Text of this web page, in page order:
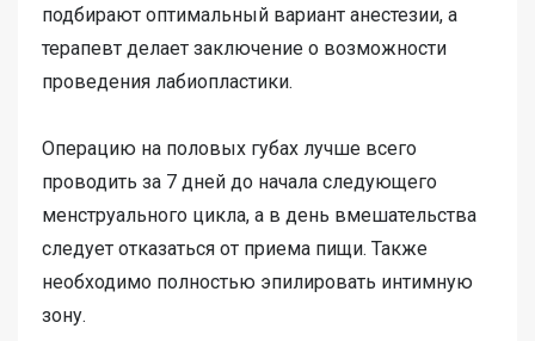
подбирают оптимальный вариант анестезии, а
терапевт делает заключение о возможности
проведения лабиопластики.
Операцию на половых губах лучше всего
проводить за 7 дней до начала следующего
менструального цикла, а в день вмешательства
следует отказаться от приема пищи. Также
необходимо полностью эпилировать интимную
зону.